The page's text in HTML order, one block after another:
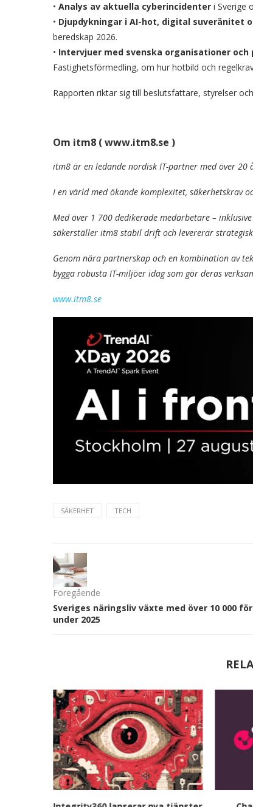
• Analys av aktuella cyberincidenter i Sverige
• Djupdykningar i AI-hot, digital suveränitet
beredskap 2026.
• Intervjuer med svenska organisationer och
Fastighetsförmedling, om hur hotbild och
Rapporten riktar sig till beslutsfattare, styrelser
Om itm8 ( www.itm8.se )
itm8 är en ledande nordisk IT-partner med över
I en värld med ökande komplexitet, säkerhetskrav
Med över 1 700 dedikerade medarbetare –
säkerställer itm8 stabil drift och levererar
Genom nära partnerskap och en kombination av
bygga robusta IT-miljöer idag som gör deras
www.itm8.se
SÄKERHET TECH
Föregående
Sveriges näringsliv växte med över 10 000
under 2025